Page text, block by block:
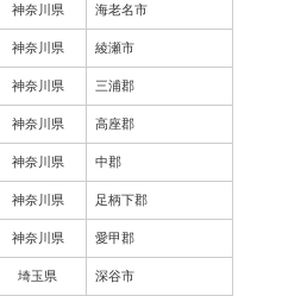
神奈川県 海老名市
神奈川県 綾瀬市
神奈川県 三浦郡
神奈川県 高座郡
神奈川県 中郡
神奈川県 足柄下郡
神奈川県 愛甲郡
埼玉県 深谷市